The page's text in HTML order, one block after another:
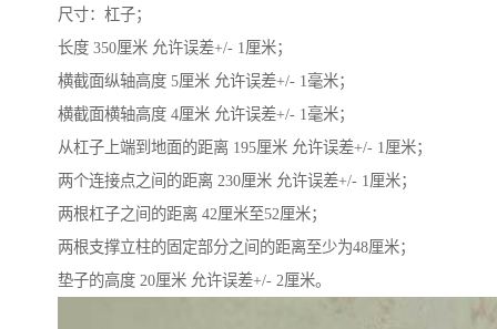
尺寸：杠子；
长度 350厘米 允许误差+/- 1厘米；
横截面纵轴高度 5厘米 允许误差+/- 1毫米；
横截面横轴高度 4厘米 允许误差+/- 1毫米；
从杠子上端到地面的距离 195厘米 允许误差+/- 1厘米；
两个连接点之间的距离 230厘米 允许误差+/- 1厘米；
两根杠子之间的距离 42厘米至52厘米；
两根支撑立柱的固定部分之间的距离至少为48厘米；
垫子的高度 20厘米 允许误差+/- 2厘米。